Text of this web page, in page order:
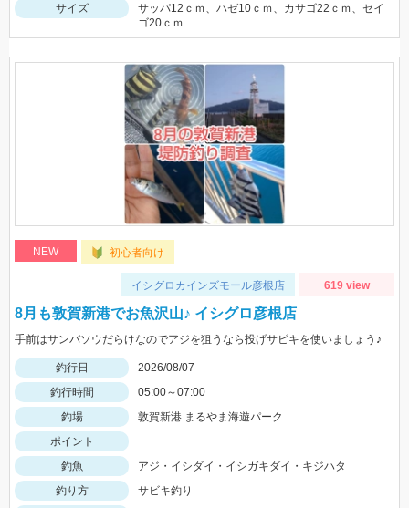
サイズ
サッパ12ｃｍ、ハゼ10ｃｍ、カサゴ22ｃｍ、セイ
ゴ20ｃｍ
NEW 初心者向け
イシグロカインズモール彦根店 619 view
8月も敦賀新港でお魚沢山♪ イシグロ彦根店
手前はサンバソウだらけなのでアジを狙うなら投げサビキを使いましょう♪
釣行日
2026/08/07
釣行時間
05:00～07:00
釣場
敦賀新港 まるやま海遊パーク
ポイント
釣魚
アジ・イシダイ・イシガキダイ・キジハタ
釣り方
サビキ釣り